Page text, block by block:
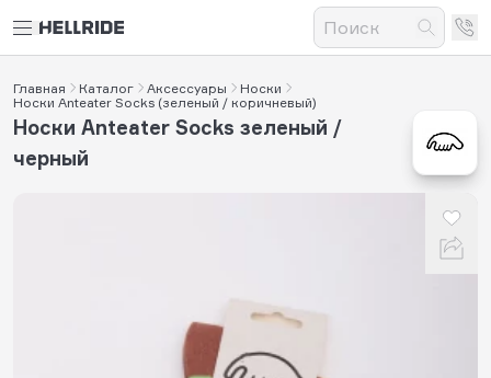
Главная Каталог Аксессуары
Носки
Носки Anteater Socks (зеленый / коричневый)
Носки Anteater Socks зеленый /
черный